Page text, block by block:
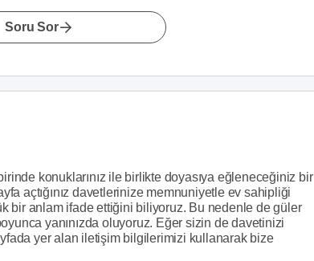
Soru Sor
konuklarınız ile birlikte doyasıya eğleneceğiniz bir
açtığınız davetlerinize memnuniyetle ev sahipliği
bir anlam ifade ettiğini biliyoruz. Bu nedenle de güler
yanınızda oluyoruz. Eğer sizin de davetinizi
yer alan iletişim bilgilerimizi kullanarak bize